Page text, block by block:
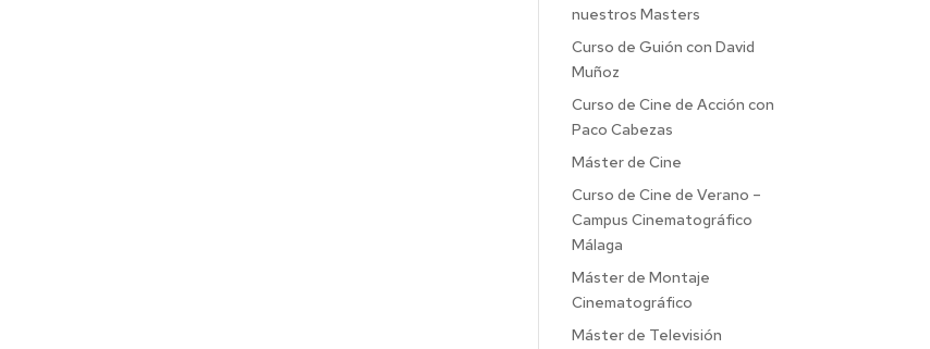
nuestros Masters
Curso de Guión con David
Muñoz
Curso de Cine de Acción con
Paco Cabezas
Máster de Cine
Curso de Cine de Verano –
Campus Cinematográfico
Málaga
Máster de Montaje
Cinematográfico
Máster de Televisión